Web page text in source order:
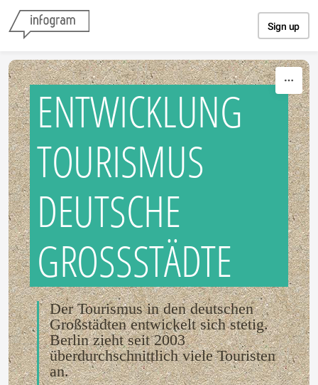
Sign up
ENTWICKLUNG
TOURISMUS
DEUTSCHE
GROSSSTÄDTE
Der Tourismus in den deutschen
Großstädten entwickelt sich stetig.
Berlin zieht seit 2003
überdurchschnittlich viele Touristen
an.